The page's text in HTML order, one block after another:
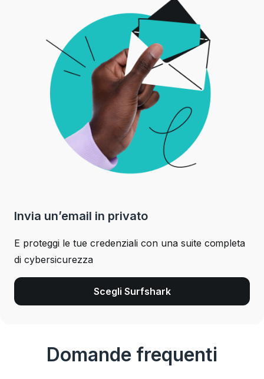
Invia un’email in privato
E proteggi le tue credenziali con una suite completa
di cybersicurezza
Scegli Surfshark
Domande frequenti